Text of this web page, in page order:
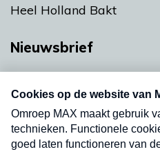
Heel Holland Bakt
Nieuwsbrief
nieuwsbrief. Elke vrijdag-
uw mailbox.